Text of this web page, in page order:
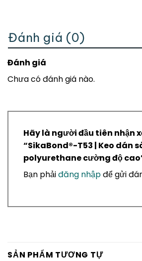
Đánh giá (0)
Đánh giá
Chưa có đánh giá nào.
Hãy là người đầu tiên nhận
“SikaBond®-T53 | Keo dán
polyurethane cường độ
Bạn phảiđăng nhậpđể gửi
SẢN PHẨM TƯƠNG TỰ